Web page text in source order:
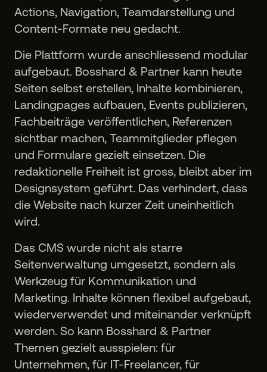
Actions, Navigation, Teamdarstellung und
Content-Formate neu gedacht.
Die Plattform wurde anschliessend modular
aufgebaut. Bosshard & Partner kann heute
Seiten selbst erstellen, Inhalte kombinieren,
Landingpages aufbauen, Events publizieren,
Fachbeiträge veröffentlichen, Referenzen
sichtbar machen, Teammitglieder pflegen
und Formulare gezielt einsetzen. Die
redaktionelle Freiheit ist gross, bleibt aber im
Designsystem geführt. Das verhindert, dass
die Website nach kurzer Zeit uneinheitlich
wird.
Das CMS wurde nicht als starre
Seitenverwaltung umgesetzt, sondern als
Werkzeug für Kommunikation und
Marketing. Inhalte können flexibel aufgebaut,
wiederverwendet und miteinander verknüpft
werden. So kann Bosshard & Partner
Themen gezielt ausspielen: für
Unternehmen, für IT-Freelancer, für